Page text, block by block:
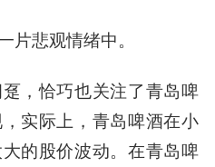
片悲观情绪中。
，恰巧也关注了青岛啤
实际上，青岛啤酒在小
的股价波动。在青岛啤